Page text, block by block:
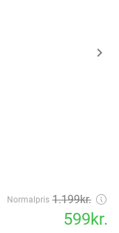
Normalpris 1.199kr.
599kr.